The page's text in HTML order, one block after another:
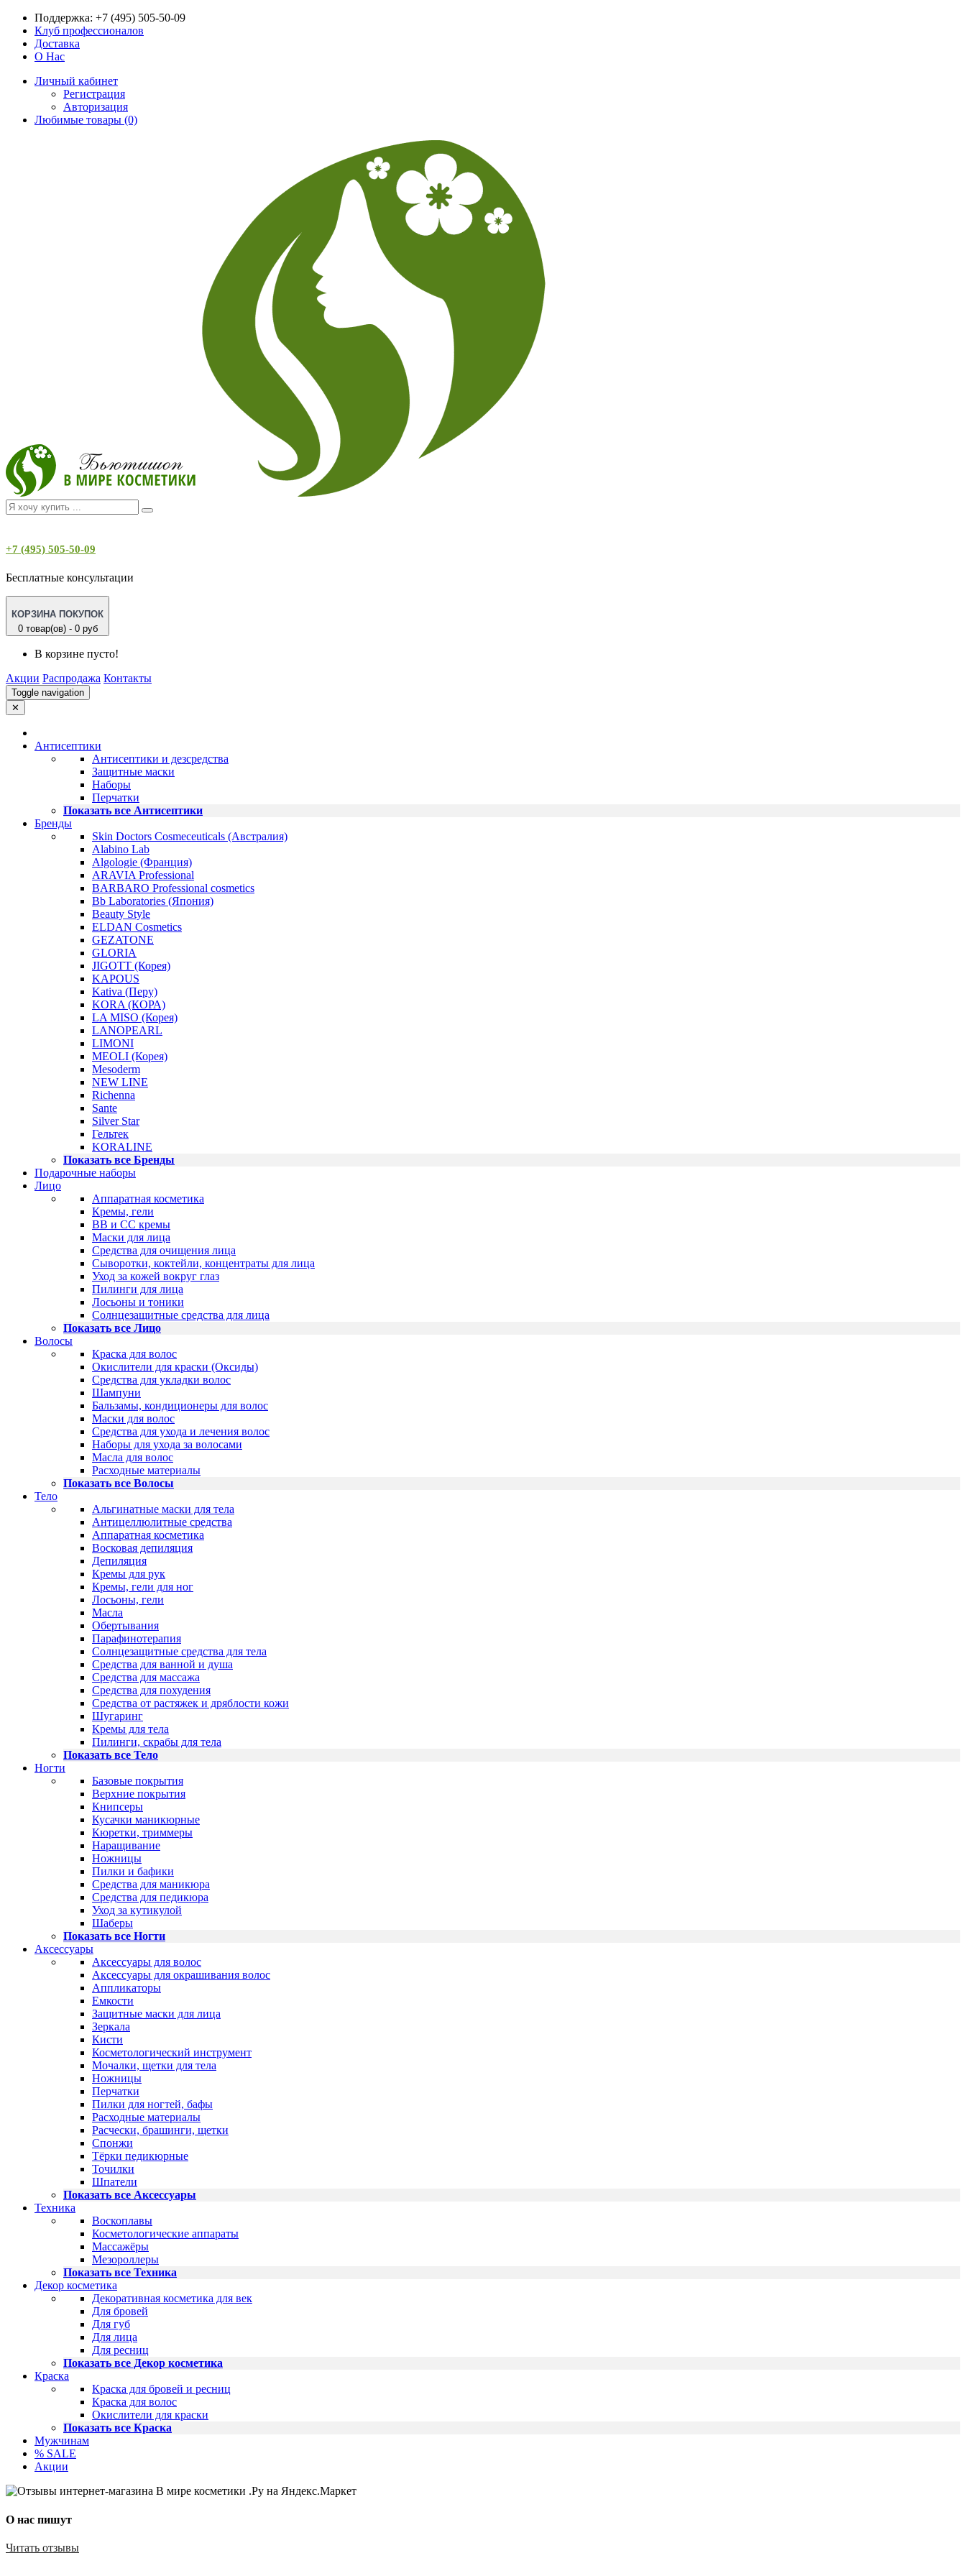
Поддержка: +7 (495) 505-50-09
Клуб профессионалов
Доставка
О Нас
Личный кабинет
Регистрация
Авторизация
Любимые товары (0)
+7 (495) 505-50-09
Бесплатные консультации
КОРЗИНА ПОКУПОК
0 товар(ов) - 0 руб
В корзине пусто!
Акции Распродажа Контакты
Toggle navigation
✕
Антисептики
Антисептики и дезсредства
Защитные маски
Наборы
Перчатки
Показать все Антисептики
Бренды
Skin Doctors Cosmeceuticals (Австралия)
Alabino Lab
Algologie (Франция)
ARAVIA Professional
BARBARO Professional cosmetics
Bb Laboratories (Япония)
Beauty Style
ELDAN Cosmetics
GEZATONE
GLORIA
JIGOTT (Корея)
KAPOUS
Kativa (Перу)
KORA (КОРА)
LA MISO (Корея)
LANOPEARL
LIMONI
MEOLI (Корея)
Mesoderm
NEW LINE
Richenna
Sante
Silver Star
Гельтек
KORALINE
Показать все Бренды
Подарочные наборы
Лицо
Аппаратная косметика
Кремы, гели
BB и CC кремы
Маски для лица
Средства для очищения лица
Сыворотки, коктейли, концентраты для лица
Уход за кожей вокруг глаз
Пилинги для лица
Лосьоны и тоники
Солнцезащитные средства для лица
Показать все Лицо
Волосы
Краска для волос
Окислители для краски (Оксиды)
Средства для укладки волос
Шампуни
Бальзамы, кондиционеры для волос
Маски для волос
Средства для ухода и лечения волос
Наборы для ухода за волосами
Масла для волос
Расходные материалы
Показать все Волосы
Тело
Альгинатные маски для тела
Антицеллюлитные средства
Аппаратная косметика
Восковая депиляция
Депиляция
Кремы для рук
Кремы, гели для ног
Лосьоны, гели
Масла
Обертывания
Парафинотерапия
Солнцезащитные средства для тела
Средства для ванной и душа
Средства для массажа
Средства для похудения
Средства от растяжек и дряблости кожи
Шугаринг
Кремы для тела
Пилинги, скрабы для тела
Показать все Тело
Ногти
Базовые покрытия
Верхние покрытия
Книпсеры
Кусачки маникюрные
Кюретки, триммеры
Наращивание
Ножницы
Пилки и бафики
Средства для маникюра
Средства для педикюра
Уход за кутикулой
Шаберы
Показать все Ногти
Аксессуары
Аксессуары для волос
Аксессуары для окрашивания волос
Аппликаторы
Емкости
Защитные маски для лица
Зеркала
Кисти
Косметологический инструмент
Мочалки, щетки для тела
Ножницы
Перчатки
Пилки для ногтей, бафы
Расходные материалы
Расчески, брашинги, щетки
Спонжи
Тёрки педикюрные
Точилки
Шпатели
Показать все Аксессуары
Техника
Воскоплавы
Косметологические аппараты
Массажёры
Мезороллеры
Показать все Техника
Декор косметика
Декоративная косметика для век
Для бровей
Для губ
Для лица
Для ресниц
Показать все Декор косметика
Краска
Краска для бровей и ресниц
Краска для волос
Окислители для краски
Показать все Краска
Мужчинам
% SALE
Акции
О нас пишут
Читать отзывы